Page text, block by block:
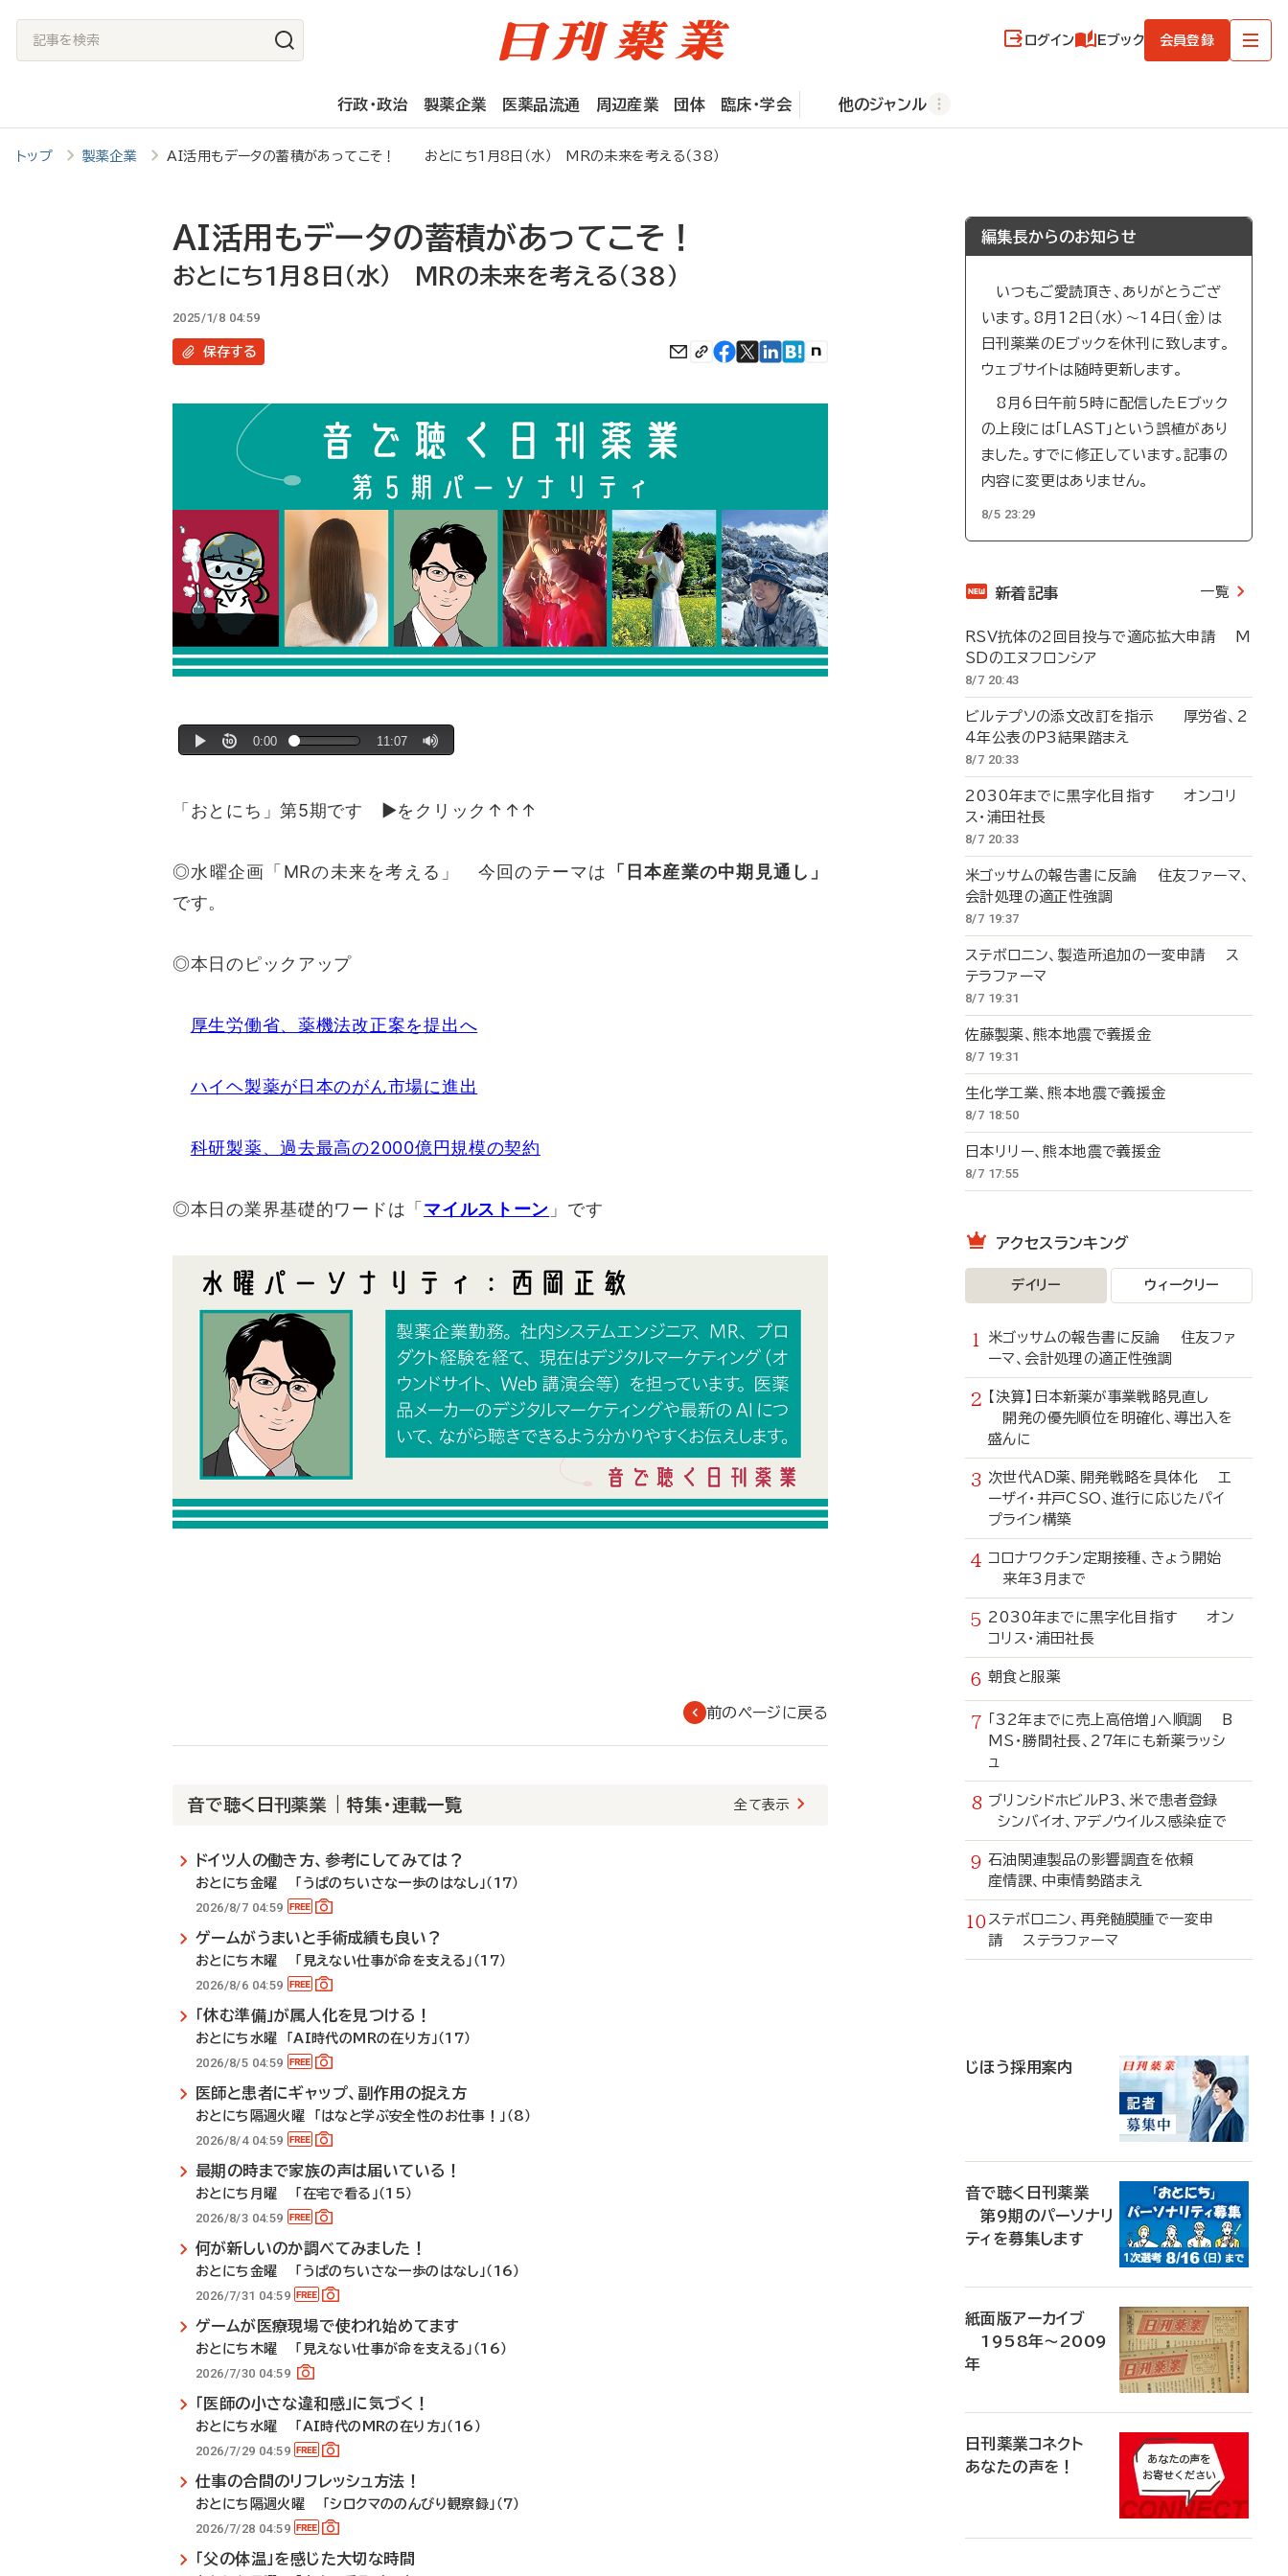
記
事
検
索
ログイン Eブック 会員登録
行政・政治 製薬企業 医薬品流通 周辺産業 団体 臨床・学会 他のジャンル
トップ 製薬企業 AI活用もデータの蓄積があってこそ！ おとにち1月8日（水） MRの未来を考える（38）
AI活用もデータの蓄積があってこそ！
おとにち1月8日（水） MRの未来を考える（38）
2025/1/8 04:59
保存する
「おとにち」第5期です ▶をクリック↑↑↑
◎水曜企画「MRの未来を考える」 今回のテーマは
「日本産業の中期見通し」
です。
◎本日のピックアップ
厚生労働省、薬機法改正案を提出へ
ハイヘ製薬が日本のがん市場に進出
科研製薬、過去最高の2000億円規模の契約
◎本日の業界基礎的ワードは「 マイルストーン 」です
前のページに戻る
音で聴く日刊薬業 | 特集・連載一覧 全て表示
ドイツ人の働き方、参考にしてみては？
おとにち金曜 「うぱのちいさな一歩のはなし」（17）
2026/8/7 04:59
ゲームがうまいと手術成績も良い？
おとにち木曜 「見えない仕事が命を支える」（17）
2026/8/6 04:59
「休む準備」が属人化を見つける！
おとにち水曜 「AI時代のMRの在り方」（17）
2026/8/5 04:59
医師と患者にギャップ、副作用の捉え方
おとにち隔週火曜 「はなと学ぶ安全性のお仕事！」（8）
2026/8/4 04:59
最期の時まで家族の声は届いている！
おとにち月曜 「在宅で看る」（15）
2026/8/3 04:59
何が新しいのか調べてみました！
おとにち金曜 「うぱのちいさな一歩のはなし」（16）
2026/7/31 04:59
ゲームが医療現場で使われ始めてます
おとにち木曜 「見えない仕事が命を支える」（16）
2026/7/30 04:59
「医師の小さな違和感」に気づく！
おとにち水曜 「AI時代のMRの在り方」（16）
2026/7/29 04:59
仕事の合間のリフレッシュ方法！
おとにち隔週火曜 「シロクマののんびり観察録」（7）
2026/7/28 04:59
「父の体温」を感じた大切な時間
編集長からのお知らせ
いつもご愛読頂き、ありがとうござ
います。8月12日（水）～14日（金）は
日刊薬業のEブックを休刊に致します。
ウェブサイトは随時更新します。
8月6日午前5時に配信したEブック
の上段には「LAST」という誤植があり
ました。すでに修正しています。記事の
内容に変更はありません。
8/5 23:29
新着記事 一覧
RSV抗体の2回目投与で適応拡大申請 M
SDのエヌフロンシア
8/7 20:43
ビルテプソの添文改訂を指示 厚労省、2
4年公表のP3結果踏まえ
8/7 20:33
2030年までに黒字化目指す オンコリ
ス・浦田社長
8/7 20:33
米ゴッサムの報告書に反論 住友ファーマ、
会計処理の適正性強調
8/7 19:37
ステボロニン、製造所追加の一変申請 ス
テラファーマ
8/7 19:31
佐藤製薬、熊本地震で義援金
8/7 19:31
生化学工業、熊本地震で義援金
8/7 18:50
日本リリー、熊本地震で義援金
8/7 17:55
アクセスランキング
デイリー ウィークリー
米ゴッサムの報告書に反論 住友ファ
ーマ、会計処理の適正性強調
【決算】日本新薬が事業戦略見直し
開発の優先順位を明確化、導出入を
盛んに
次世代AD薬、開発戦略を具体化 エ
ーザイ・井戸CSO、進行に応じたパイ
プライン構築
コロナワクチン定期接種、きょう開始
来年3月まで
2030年までに黒字化目指す オン
コリス・浦田社長
朝食と服薬
「32年までに売上高倍増」へ順調 B
MS・勝間社長、27年にも新薬ラッシ
ュ
ブリンシドホビルP3、米で患者登録
シンバイオ、アデノウイルス感染症で
石油関連製品の影響調査を依頼
産情課、中東情勢踏まえ
ステボロニン、再発髄膜腫で一変申
請 ステラファーマ
じほう採用案内
音で聴く日刊薬業
第9期のパーソナリ
ティを募集します
紙面版アーカイブ
1958年～2009
年
日刊薬業コネクト
あなたの声を！